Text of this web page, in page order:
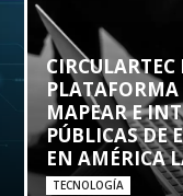
MAPEAR E
PÚBLICAS DE
EN AMÉRICA
TECNOLOGÍA